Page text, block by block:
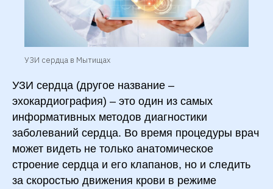
УЗИ сердца в Мытищах
УЗИ сердца (другое название –
эхокардиография) – это один из самых
информативных методов диагностики
заболеваний сердца. Во время процедуры врач
может видеть не только анатомическое
строение сердца и его клапанов, но и следить
за скоростью движения крови в режиме